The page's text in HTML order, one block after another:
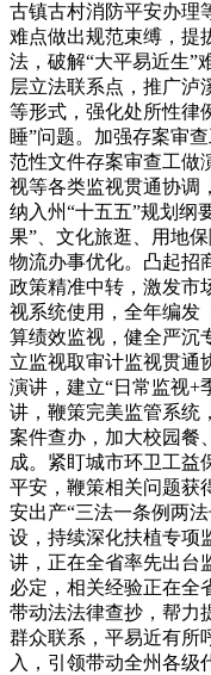
古镇古村消防平安办理
难点做出规范束缚，提
法，破解“大平易近生”
层立法联系点，推广泸
等形式，强化处所性律
睡”问题。加强存案审
范性文件存案审查工做
视等各类监视贯通协调
纳入州“十五五”规划纲
果”、文化旅逛、用地
物流办事优化。凸起招
政策精准中转，激发市
视系统使用，全年编发
算绩效监视，健全严沉
立监视取审计监视贯通
演讲，建立“日常监视+
讲，鞭策完美监管系统
案件查办，加大校园餐
成。紧盯城市环卫工益
平安，鞭策相关问题获
安出产“三法一条例两
设，持续深化扶植专项
讲，正在全省率先出台
必定，相关经验正在全
带动法法律查抄，帮力
群众联系，平易近有所
入，引领带动全州各级